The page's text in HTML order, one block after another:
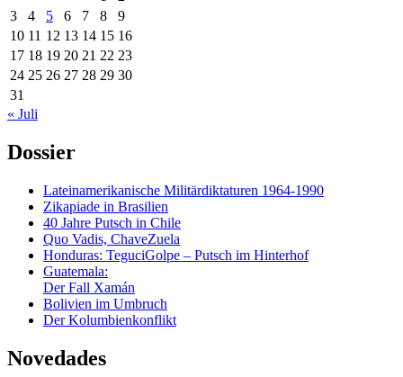
3
4 5 6 7 8
9
10 11 12 13 14 15 16
17 18 19 20 21 22 23
24 25 26 27 28 29 30
31
« Juli
Dossier
Lateinamerikanische Militärdiktaturen 1964-1990
Zikapiade in Brasilien
40 Jahre Putsch in Chile
Quo Vadis, ChaveZuela
Honduras: TeguciGolpe – Putsch im Hinterhof
Guatemala:
Der Fall Xamán
Bolivien im Umbruch
Der Kolumbienkonflikt
Novedades